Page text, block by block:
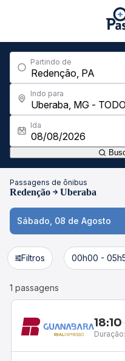
Partindo de
Indo para
Ida
Passagens de ônibus
Redenção Uberaba
Sábado, 08 de Agosto
Filtros 00h00 -
1 passagens
18:10
Duração: